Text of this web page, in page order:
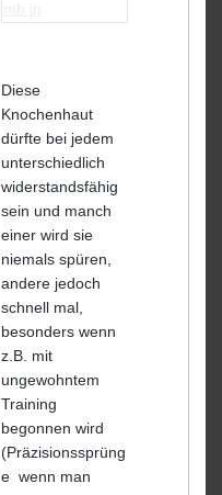
Diese
Knochenhaut
dürfte bei jedem
unterschiedlich
widerstandsfähig
sein und manch
einer wird sie
niemals spüren,
andere jedoch
schnell mal,
besonders wenn
z.B. mit
ungewohntem
Training
begonnen wird
(Präzisionssprüng
e wenn man